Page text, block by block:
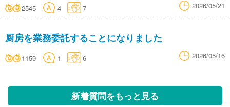
2545 4 7 2026/05/21
厨房を業務委託することになりました
1159 1 6 2026/05/16
新着質問をもっと見る